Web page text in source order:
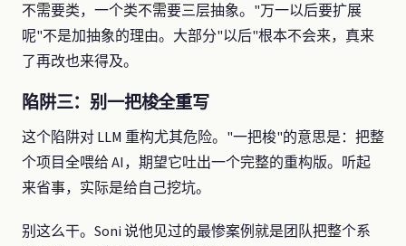
不需要类，一个类不需要三层抽象。"万一以后要扩展
呢"不是加抽象的理由。大部分"以后"根本不会来，真来
了再改也来得及。
陷阱三：别一把梭全重写
这个陷阱对 LLM 重构尤其危险。"一把梭"的意思是：把整
个项目全喂给 AI，期望它吐出一个完整的重构版。听起
来省事，实际是给自己挖坑。
别这么干。Soni 说他见过的最惨案例就是团队把整个系